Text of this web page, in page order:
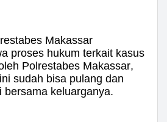
Makassar
proses hukum terkait kasus
Polrestabes Makassar,
sudah bisa pulang dan
bersama keluarganya.